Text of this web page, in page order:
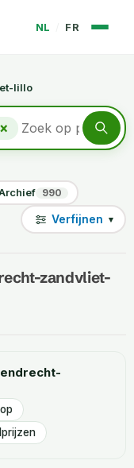
NL FR
lillo
×
990
Verfijnen ▾
zandvliet-